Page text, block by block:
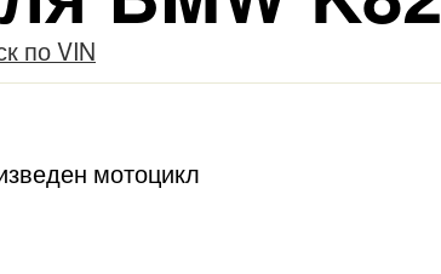
по VIN
мотоцикл